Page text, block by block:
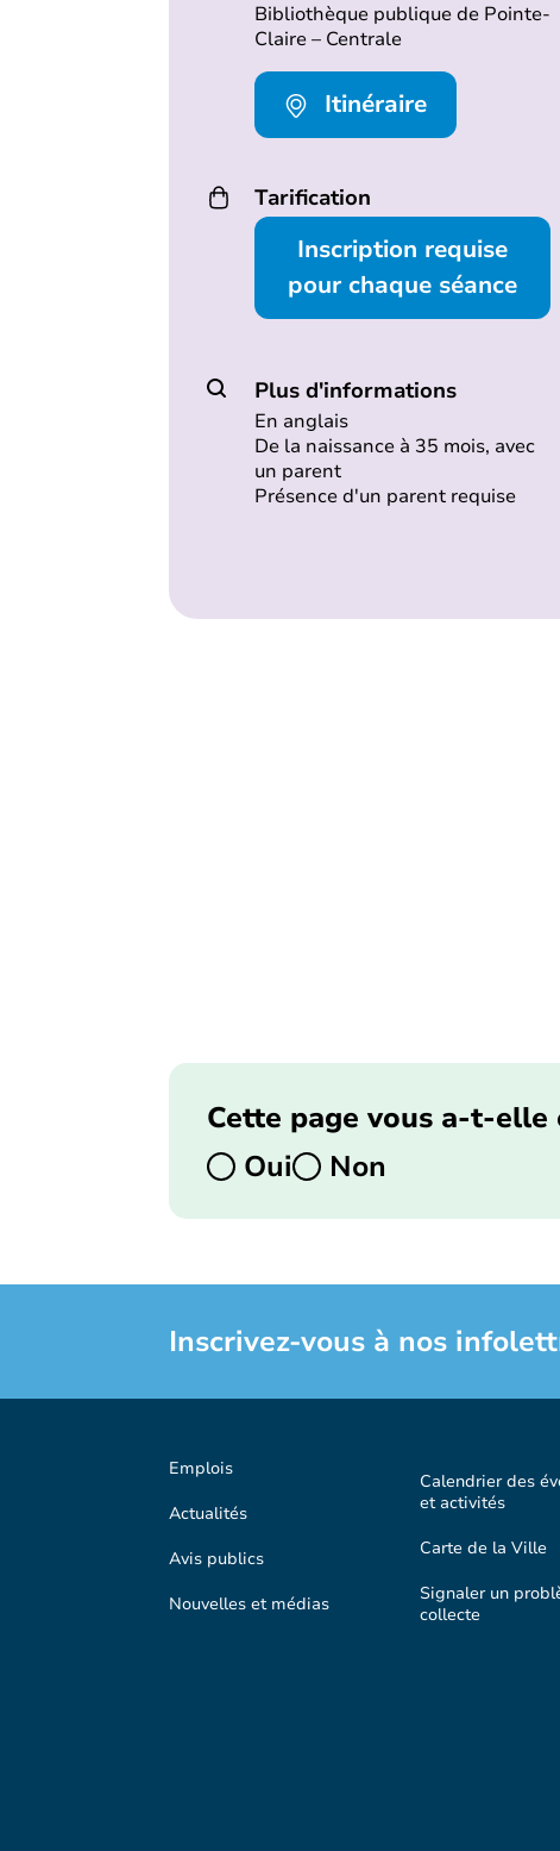
Bibliothèque publique de Pointe-
Claire – Centrale
Itinéraire
Tarification
Inscription requise
pour chaque séance
Plus d'informations
En anglais
De la naissance à 35 mois, avec
un parent
Présence d'un parent requise
Cette page vous a-t-elle
Oui
Non
Inscrivez-vous à nos
Emplois
Actualités
Avis publics
Nouvelles et médias
Calendrier des
et activités
Carte de la Ville
Signaler un
collecte